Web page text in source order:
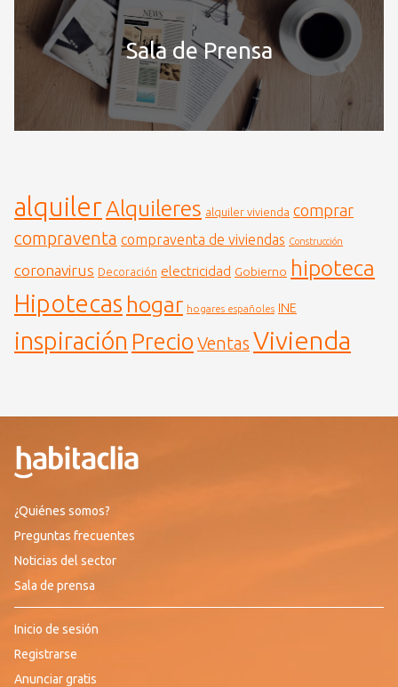
Sala de Prensa
alquilerAlquileres alquiler vivienda comprar
compraventa compraventa de viviendas Construcción
coronavirus Decoración electricidad Gobierno hipoteca
Hipotecas hogar hogares españoles INE
inspiración Precio Ventas Vivienda
¿Quiénes somos?
Preguntas frecuentes
Noticias del sector
Sala de prensa
Inicio de sesión
Registrarse
Anunciar gratis